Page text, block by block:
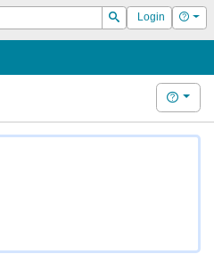
Suchen
Login Hilfe
Hilfe